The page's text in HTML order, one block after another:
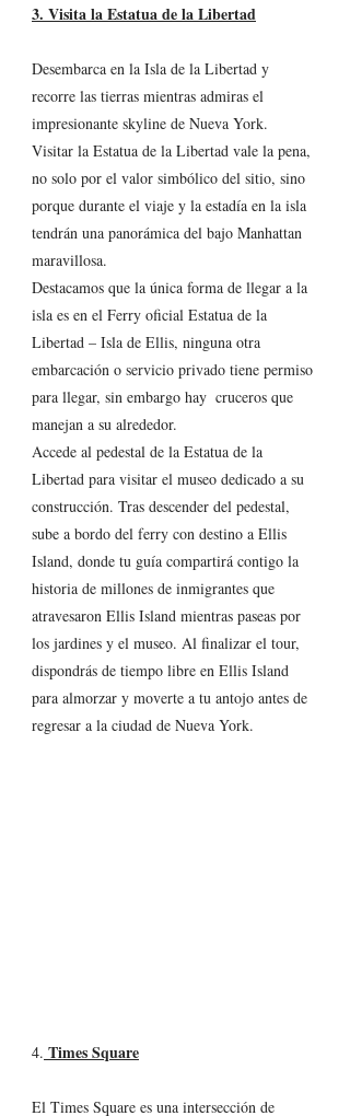
3. Visita la Estatua de la Libertad
Desembarca en la Isla de la Libertad y
recorre las tierras mientras admiras el
impresionante skyline de Nueva York.
Visitar la Estatua de la Libertad vale la pena,
no solo por el valor simbólico del sitio, sino
porque durante el viaje y la estadía en la isla
tendrán una panorámica del bajo Manhattan
maravillosa.
Destacamos que la única forma de llegar a la
isla es en el Ferry oficial Estatua de la
Libertad – Isla de Ellis, ninguna otra
embarcación o servicio privado tiene permiso
para llegar, sin embargo hay  cruceros que
manejan a su alrededor.
Accede al pedestal de la Estatua de la
Libertad para visitar el museo dedicado a su
construcción. Tras descender del pedestal,
sube a bordo del ferry con destino a Ellis
Island, donde tu guía compartirá contigo la
historia de millones de inmigrantes que
atravesaron Ellis Island mientras paseas por
los jardines y el museo. Al finalizar el tour,
dispondrás de tiempo libre en Ellis Island
para almorzar y moverte a tu antojo antes de
regresar a la ciudad de Nueva York.
4. Times Square
El Times Square es una intersección de